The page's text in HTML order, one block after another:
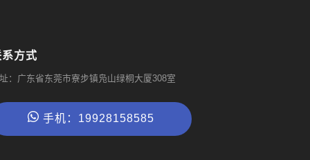
方式
：广东省东莞市寮步镇凫山绿桐大厦308室
手机：19928158585